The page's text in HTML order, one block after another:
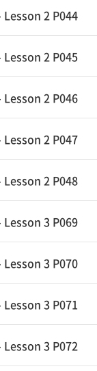
Lesson 2 P044
Lesson 2 P045
Lesson 2 P046
Lesson 2 P047
Lesson 2 P048
Lesson 3 P069
Lesson 3 P070
Lesson 3 P071
Lesson 3 P072